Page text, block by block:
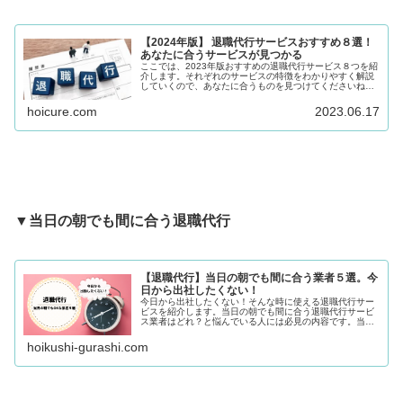
【2024年版】 退職代行サービスおすすめ８選！
あなたに合うサービスが見つかる
ここでは、2023年版おすすめの退職代行サービス８つを紹
介します。それぞれのサービスの特徴をわかりやすく解説
していくので、あなたに合うものを見つけてくださいね。
hoicure.com 2023.06.17
▼ 当日の朝でも間に合う退職代行
【退職代行】当日の朝でも間に合う業者５選。今
日から出社したくない！
今日から出社したくない！そんな時に使える退職代行サー
ビスを紹介します。当日の朝でも間に合う退職代行サービ
ス業者はどれ？と悩んでいる人には必見の内容です。当日
hoikushi-gurashi.com